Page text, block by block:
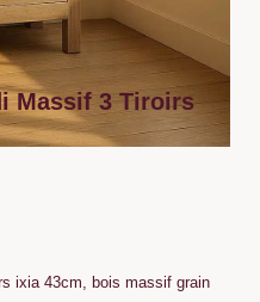
Massif 3 Tiroirs
ixia 43cm, bois massif grain